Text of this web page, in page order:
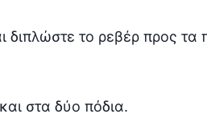
διπλώστε το ρεβέρ προς τα
στα δύο πόδια.